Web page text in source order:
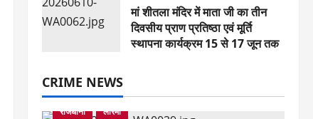
मां शीतला मंदिर में माता जी का तीन
दिवसीय प्राण प्रतिष्ठा एवं मूर्ति
स्थापना कार्यक्रम 15 से 17 जून तक
CRIME NEWS
राजधानी
लोरमी